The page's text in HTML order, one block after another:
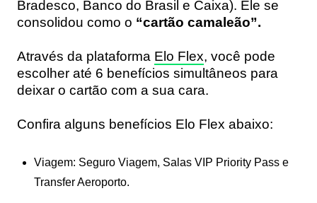
Bradesco, Banco do Brasil e Caixa). Ele se
consolidou como o “cartão camaleão”.
Através da plataforma Elo Flex, você pode
escolher até 6 benefícios simultâneos para
deixar o cartão com a sua cara.
Confira alguns benefícios Elo Flex abaixo:
Viagem: Seguro Viagem, Salas VIP Priority Pass e
Transfer Aeroporto.